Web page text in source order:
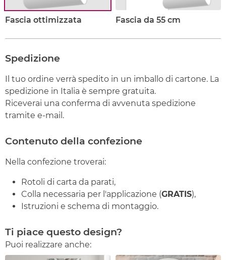
Fascia ottimizzata Fascia da 55 cm
Spedizione
Il tuo ordine verrà spedito in un imballo di cartone. La
spedizione in Italia è sempre gratuita.
Riceverai una conferma di avvenuta spedizione
tramite e-mail.
Contenuto della confezione
Nella confezione troverai:
Rotoli di carta da parati,
Colla necessaria per l'applicazione (GRATIS),
Istruzioni e schema di montaggio.
Ti piace questo design?
Puoi realizzare anche: